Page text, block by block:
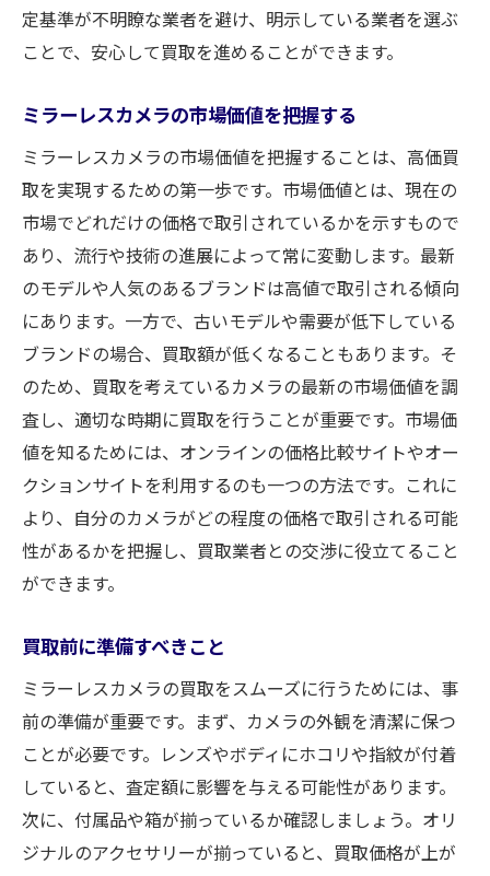
アフターサービスの充実度
専門知識を持つスタッフがいる店舗
ミラーレスカメラを賢く売却するための福山市
駅家町中島のガイド
地域の買取事情を把握する
効率的な売却のための事前準備
買取査定でチェックすべき項目
複数の店舗を比較検討する
最適な売却タイミングを知る
賢い取引のための戦略
地域特性を活かしたミラーレスカメラ買取の成
功術
地元密着型店舗を活用する
地域特有のニーズを理解する
地元のイベントを活用した買取方法
地域の口コミを活用する
地域限定の買取キャンペーンをチェック
定基準が不明瞭な業者を避け、明示している業者を選ぶ
ことで、安心して買取を進めることができます。
ミラーレスカメラの市場価値を把握する
ミラーレスカメラの市場価値を把握することは、高価買
取を実現するための第一歩です。市場価値とは、現在の
市場でどれだけの価格で取引されているかを示すもので
あり、流行や技術の進展によって常に変動します。最新
のモデルや人気のあるブランドは高値で取引される傾向
にあります。一方で、古いモデルや需要が低下している
ブランドの場合、買取額が低くなることもあります。そ
のため、買取を考えているカメラの最新の市場価値を調
査し、適切な時期に買取を行うことが重要です。市場価
値を知るためには、オンラインの価格比較サイトやオー
クションサイトを利用するのも一つの方法です。これに
より、自分のカメラがどの程度の価格で取引される可能
性があるかを把握し、買取業者との交渉に役立てること
ができます。
買取前に準備すべきこと
ミラーレスカメラの買取をスムーズに行うためには、事
前の準備が重要です。まず、カメラの外観を清潔に保つ
ことが必要です。レンズやボディにホコリや指紋が付着
していると、査定額に影響を与える可能性があります。
次に、付属品や箱が揃っているか確認しましょう。オリ
ジナルのアクセサリーが揃っていると、買取価格が上が